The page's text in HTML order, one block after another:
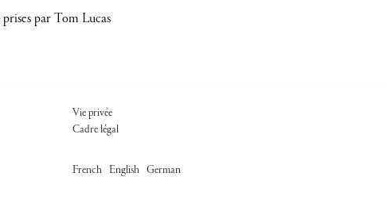
par Tom Lucas
FOOTER ADM
Vie privée
Cadre légal
French English /German